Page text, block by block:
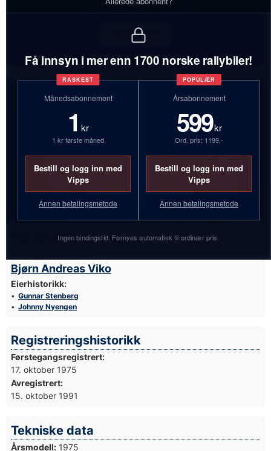
Få innsyn i mer enn 1700 norske rallybiler!
RASKEST
Månedsabonnement
1 kr
1 kr første måned
Bestill og logg inn med
Vipps
Annen betalingsmetode
POPULÆR
Årsabonnement
599kr
Ord. pris: 1199,-
Bestill og logg inn med
Vipps
Annen betalingsmetode
Ingen bindingstid. Fornyes automatisk til ordinær pris.
Ford Escort MK2
DB83123
Status: Avregistrert
Eierinformasjon
Bjørn Andreas Viko
Eierhistorikk:
Gunnar Stenberg
Johnny Nyengen
Registreringshistorikk
Førstegangsregistrert:
17. oktober 1975
Avregistrert:
15. oktober 1991
Tekniske data
Årsmodell: 1975